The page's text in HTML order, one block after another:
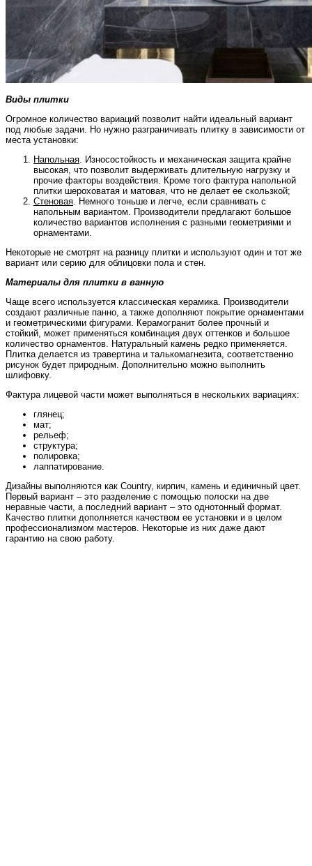
Виды плитки
Огромное количество вариаций позволит найти идеальный вариант
под любые задачи. Но нужно разграничивать плитку в зависимости от
места установки:
Напольная . Износостойкость и механическая защита крайне
высокая, что позволит выдерживать длительную нагрузку и
прочие факторы воздействия. Кроме того фактура напольной
плитки шероховатая и матовая, что не делает ее скользкой;
Стеновая . Немного тоньше и легче, если сравнивать с
напольным вариантом. Производители предлагают большое
количество вариантов исполнения с разными геометриями и
орнаментами.
Некоторые не смотрят на разницу плитки и используют один и тот же
вариант или серию для облицовки пола и стен.
Материалы для плитки в ванную
Чаще всего используется классическая керамика. Производители
создают различные панно, а также дополняют покрытие орнаментами
и геометрическими фигурами. Керамогранит более прочный и
стойкий, может применяться комбинация двух оттенков и большое
количество орнаментов. Натуральный камень редко применяется.
Плитка делается из травертина и талькомагнезита, соответственно
рисунок будет природным. Дополнительно можно выполнить
шлифовку.
Фактура лицевой части может выполняться в нескольких вариациях:
глянец;
мат;
рельеф;
структура;
полировка;
лаппатирование.
Дизайны выполняются как Country, кирпич, камень и единичный цвет.
Первый вариант – это разделение с помощью полоски на две
неравные части, а последний вариант – это однотонный формат.
Качество плитки дополняется качеством ее установки и в целом
профессионализмом мастеров. Некоторые из них даже дают
гарантию на свою работу.